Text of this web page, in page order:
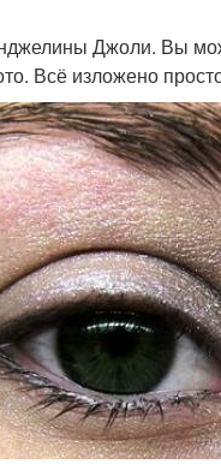
Джоли. Вы
Всё изложено